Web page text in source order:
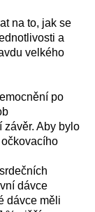
na to, jak se
a
velkého
po
závěr. Aby bylo
rdečních
dávce
dávce měli